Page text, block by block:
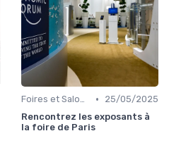
Foires et Salons Grand Public •
25/05/2025
Rencontrez les exposants à
la foire de Paris